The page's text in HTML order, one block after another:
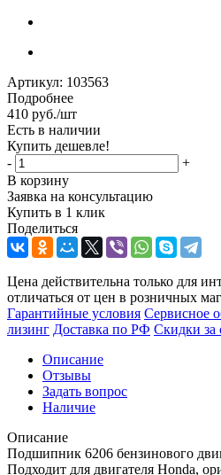
Артикул: 103563
Подробнее
410 руб./шт
Есть в наличии
Купить дешевле!
-
+
В корзину
Заявка на консультацию
Купить в 1 клик
Поделиться
Цена действительна только для
отличаться от цен в розничных
Гарантийные условия Сервисное
лизинг Доставка по РФ Скидки за
Описание
Отзывы
Задать вопрос
Наличие
Описание
Подшипник 6206 бензинового
Подходит для двигателя Honda,